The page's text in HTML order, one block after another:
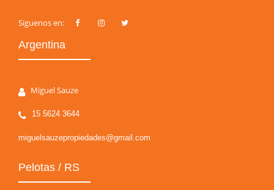
Siguenos en:
Argentina
Miguel Sauze
15 5624 3644
miguelsauzepropiedades@gmail.com
Pelotas / RS